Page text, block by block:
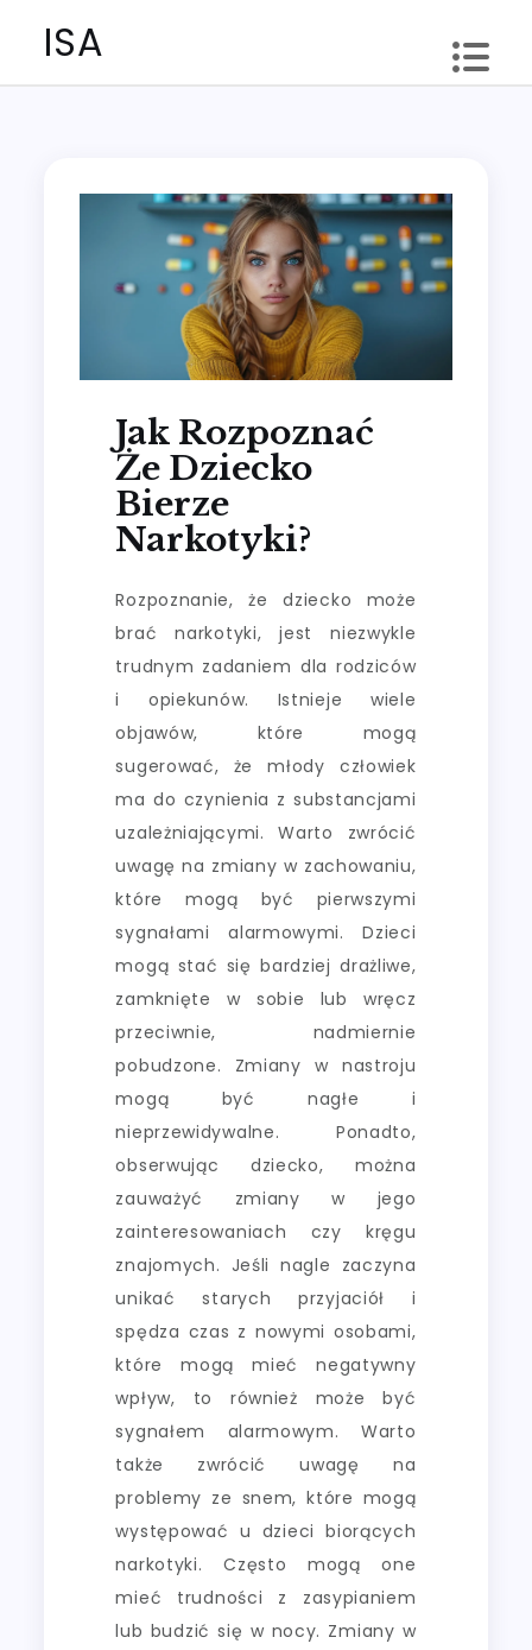
ISA
Jak Rozpoznać
Że Dziecko
Bierze
Narkotyki?
Rozpoznanie, że dziecko może
brać narkotyki, jest niezwykle
trudnym zadaniem dla rodziców
i opiekunów. Istnieje wiele
objawów, które mogą
sugerować, że młody człowiek
ma do czynienia z substancjami
uzależniającymi. Warto zwrócić
uwagę na zmiany w zachowaniu,
które mogą być pierwszymi
sygnałami alarmowymi. Dzieci
mogą stać się bardziej drażliwe,
zamknięte w sobie lub wręcz
przeciwnie, nadmiernie
pobudzone. Zmiany w nastroju
mogą być nagłe i
nieprzewidywalne. Ponadto,
obserwując dziecko, można
zauważyć zmiany w jego
zainteresowaniach czy kręgu
znajomych. Jeśli nagle zaczyna
unikać starych przyjaciół i
spędza czas z nowymi osobami,
które mogą mieć negatywny
wpływ, to również może być
sygnałem alarmowym. Warto
także zwrócić uwagę na
problemy ze snem, które mogą
występować u dzieci biorących
narkotyki. Często mogą one
mieć trudności z zasypianiem
lub budzić się w nocy. Zmiany w